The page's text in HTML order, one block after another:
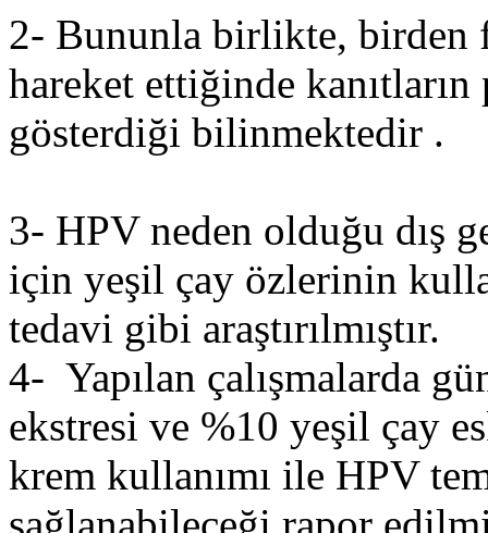
2- Bununla birlikte, birden
hareket ettiğinde
gösterdiği bilinmektedir .
3- HPV neden olduğu dış
için yeşil çay özlerinin
tedavi gibi araştırılmıştır.
4- Yapılan çalışmalarda
ekstresi ve %10 yeşil çay
krem kullanımı ile HPV
sağlanabileceği rapor